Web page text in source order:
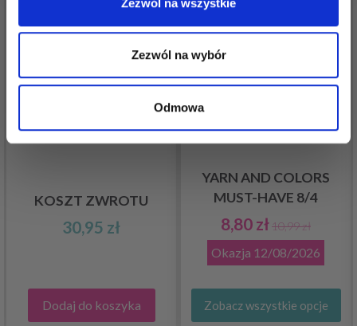
Zezwól na wybór
Odmowa
KOSZT ZWROTU
30,95 zł
Dodaj do koszyka
YARN AND COLORS
MUST-HAVE 8/4
8,80 zł10,99 zł
Okazja 12/08/2026
Zobacz wszystkie opcje